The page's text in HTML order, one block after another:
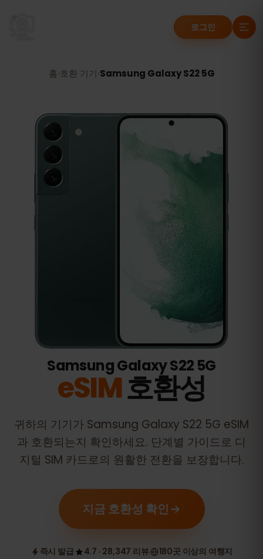
로그인
홈 호환 기기 Samsung Galaxy S22 5G
Samsung Galaxy S22 5G
eSIM호환성
귀하의 기기가 Samsung Galaxy S22 5G eSIM
과 호환되는지 확인하세요. 단계별 가이드로 디
지털 SIM 카드로의 원활한 전환을 보장합니다.
지금 호환성 확인
즉시 발급 4.7 · 28,347 리뷰 180곳 이상의 여행지